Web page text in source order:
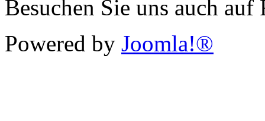
Besuchen Sie uns auch auf
Powered by Joomla!®